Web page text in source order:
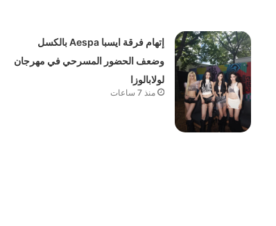
إتهام فرقة ايسبا Aespa بالكسل
وضعف الحضور المسرحي في مهرجان
لولابالوزا
منذ 7 ساعات